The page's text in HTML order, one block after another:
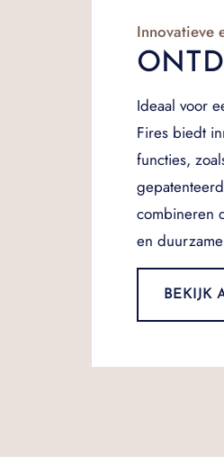
Innovatieve
Ideaal voor
Fires biedt
functies,
combineren
en
BEKIJK